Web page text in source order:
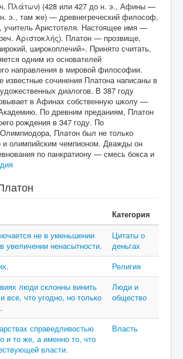
Πλάτων) (428 или 427 до н. э., Афины —
э., там же) — древнегреческий философ,
учитель Аристотеля. Настоящее имя —
Αριστοκλής). Платон — прозвище,
широкоплечий». Принято считать,
одним из основателей
направления в мировой философии.
известные сочинения Платона написаны в
диалогов. В 387 году
в Афинах собственную школу —
По древним преданиям, Платон
рождения в 347 году. По
Платон был не только
олимпийским чемпионом. Дважды он
по панкратиону — смесь бокса и
Категория
не в уменьшении
увеличении ненасытности.
Цитаты о
деньгах
Религия
люди склонны винить
все, что угодно, но только
Люди и
общество
справедливостью
и то же, а именно то, что
власти.
Власть